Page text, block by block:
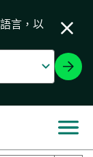
言，以